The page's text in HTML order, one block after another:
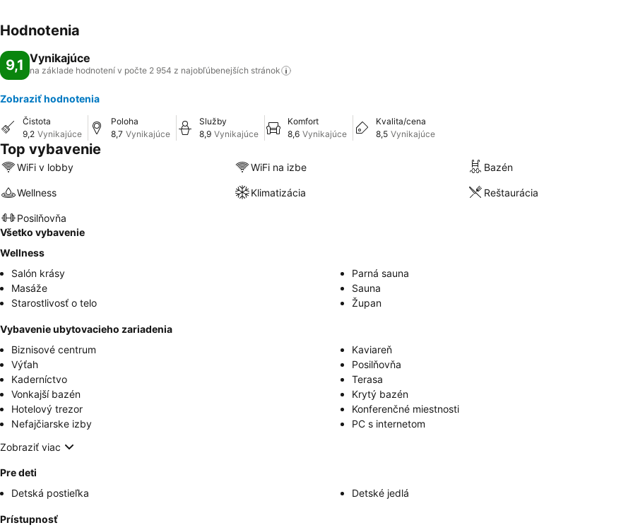
Hodnotenia
9,1 Vynikajúce
na základe hodnotení v počte 2 954 z najobľúbenejších stránok
Zobraziť hodnotenia
Čistota
9,2 Vynikajúce
Poloha
8,7 Vynikajúce
Služby
8,9 Vynikajúce
Komfort
8,6 Vynikajúce
Kvalita/cena
8,5 Vynikajúce
Top vybavenie
WiFi v lobby WiFi na izbe Bazén
Wellness Klimatizácia Reštaurácia
Posilňovňa
Všetko vybavenie
Wellness
Salón krásy
Parná sauna
Masáže
Sauna
Starostlivosť o telo
Župan
Vybavenie ubytovacieho zariadenia
Biznisové centrum
Kaviareň
Výťah
Posilňovňa
Kaderníctvo
Terasa
Vonkajší bazén
Krytý bazén
Hotelový trezor
Konferenčné miestnosti
Nefajčiarske izby
PC s internetom
Zobraziť viac
Pre deti
Detská postieľka
Detské jedlá
Prístupnosť